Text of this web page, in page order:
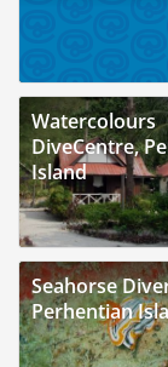
Watercolours
DiveCentre,
Island
Seahorse
Perhentian